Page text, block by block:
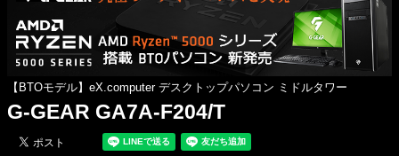
【BTOモデル】eX.computer デスクトップパソコン ミドルタワー
G-GEAR GA7A-F204/T